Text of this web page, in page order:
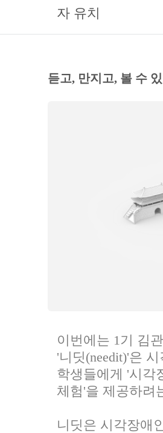
자 유치
듣고, 만지고, 볼 수
이번에는 1기 김
'니딧(needit)'은
학생들에게 '시각
체험'을 제공하려
니딧은 시각장애